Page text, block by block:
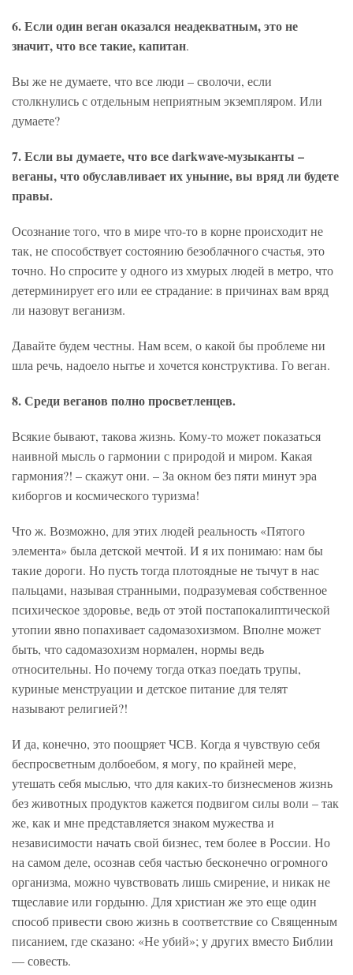
6. Если один веган оказался неадекватным, это не
значит, что все такие, капитан.
Вы же не думаете, что все люди – сволочи, если
столкнулись с отдельным неприятным экземпляром. Или
думаете?
7. Если вы думаете, что все darkwave-музыканты –
веганы, что обуславливает их уныние, вы вряд ли будете
правы.
Осознание того, что в мире что-то в корне происходит не
так, не способствует состоянию безоблачного счастья, это
точно. Но спросите у одного из хмурых людей в метро, что
детерминирует его или ее страдание: в причинах вам вряд
ли назовут веганизм.
Давайте будем честны. Нам всем, о какой бы проблеме ни
шла речь, надоело нытье и хочется конструктива. Го веган.
8. Среди веганов полно просветленцев.
Всякие бывают, такова жизнь. Кому-то может показаться
наивной мысль о гармонии с природой и миром. Какая
гармония?! – скажут они. – За окном без пяти минут эра
киборгов и космического туризма!
Что ж. Возможно, для этих людей реальность «Пятого
элемента» была детской мечтой. И я их понимаю: нам бы
такие дороги. Но пусть тогда плотоядные не тычут в нас
пальцами, называя странными, подразумевая собственное
психическое здоровье, ведь от этой постапокалиптической
утопии явно попахивает садомазохизмом. Вполне может
быть, что садомазохизм нормален, нормы ведь
относительны. Но почему тогда отказ поедать трупы,
куриные менструации и детское питание для телят
называют религией?!
И да, конечно, это поощряет ЧСВ. Когда я чувствую себя
беспросветным долбоебом, я могу, по крайней мере,
утешать себя мыслью, что для каких-то бизнесменов жизнь
без животных продуктов кажется подвигом силы воли – так
же, как и мне представляется знаком мужества и
независимости начать свой бизнес, тем более в России. Но
на самом деле, осознав себя частью бесконечно огромного
организма, можно чувствовать лишь смирение, и никак не
тщеславие или гордыню. Для христиан же это еще один
способ привести свою жизнь в соответствие со Священным
писанием, где сказано: «Не убий»; у других вместо Библии
— совесть.